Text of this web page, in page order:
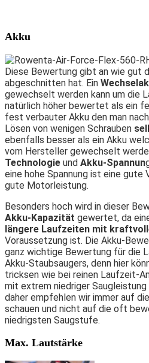
Akku
Diese Bewertung gibt an wie gut
abgeschnitten hat. Ein
gewechselt werden kann um die
natürlich höher bewertet als ein
fest verbauter Akku den man
Lösen von wenigen Schrauben sel
ebenfalls besser als ein Akku
vom Hersteller gewechselt
Technologie und Akku-Spannun
eine hohe Spannung ist eine gute
gute Motorleistung.
Besonders hoch wird in dieser
Akku-Kapazität gewertet, da
längere Laufzeiten mit
Voraussetzung ist. Die Akku-
ganz wichtige Bewertung für die
Akku-Staubsaugers, denn hier
tricksen wie bei reinen Laufzeit-
mit extrem niedriger Saugleistung
daher empfehlen wir immer auf
schauen und nicht auf die oft
niedrigsten Saugstufe.
Max. Lautstärke